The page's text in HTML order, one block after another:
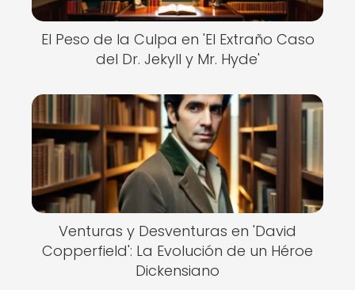
El Peso de la Culpa en 'El Extraño Caso
del Dr. Jekyll y Mr. Hyde'
Venturas y Desventuras en 'David
Copperfield': La Evolución de un Héroe
Dickensiano